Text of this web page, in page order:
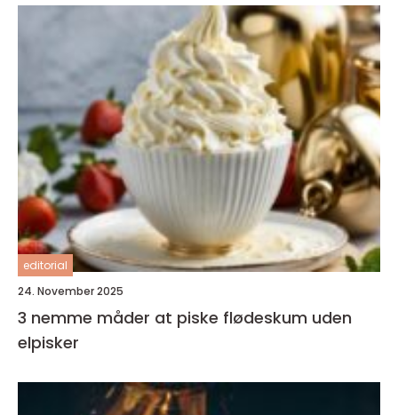
editorial
24. November 2025
3 nemme måder at piske flødeskum uden
elpisker